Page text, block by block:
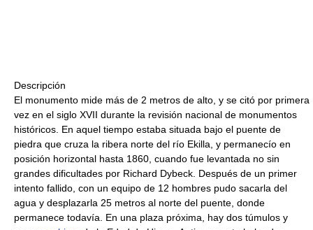
Descripción
El monumento mide más de 2 metros de alto, y se citó por primera
vez en el siglo XVII durante la revisión nacional de monumentos
históricos. En aquel tiempo estaba situada bajo el puente de
piedra que cruza la ribera norte del río Ekilla, y permanecío en
posición horizontal hasta 1860, cuando fue levantada no sin
grandes dificultades por Richard Dybeck. Después de un primer
intento fallido, con un equipo de 12 hombres pudo sacarla del
agua y desplazarla 25 metros al norte del puente, donde
permanece todavía. En una plaza próxima, hay dos túmulos y